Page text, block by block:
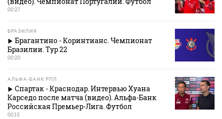
00:27
БРАЗИЛИЯ
Брагантино - Коринтианс. Чемпионат
Бразилии. Тур 22
00:20
АЛЬФА-БАНК РПЛ
Спартак - Краснодар. Интервью Хуана
Карседо после матча (видео). Альфа-Банк
Российская Премьер-Лига. Футбол
00:15